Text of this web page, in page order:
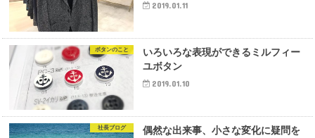
2019.01.11
ボタンのこと
いろいろな表現ができるミルフィー
ユボタン
2019.01.10
社長ブログ
偶然な出来事、小さな変化に疑問を